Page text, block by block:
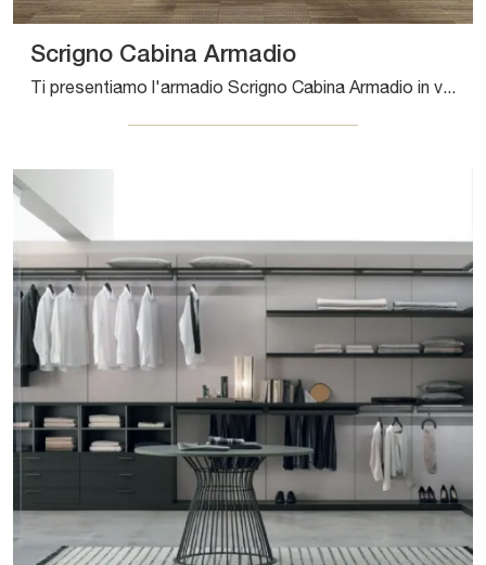
Scrigno Cabina Armadio
Ti presentiamo l'armadio Scrigno Cabina Armadio in vetro di Sangiacomo! Una ricca gamma di armadi cabine armadio con ante battenti.